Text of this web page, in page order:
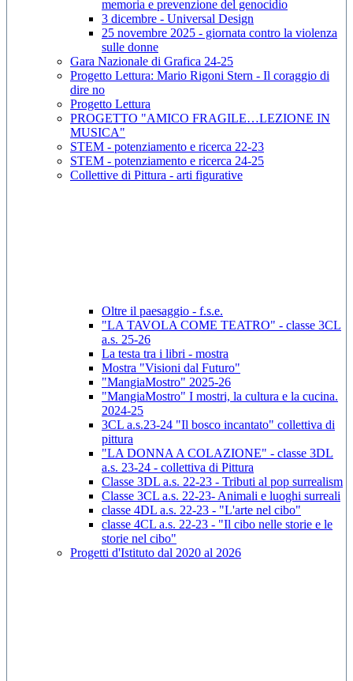
memoria e prevenzione del genocidio
3 dicembre - Universal Design
25 novembre 2025 - giornata contro la violenza
sulle donne
Gara Nazionale di Grafica 24-25
Progetto Lettura: Mario Rigoni Stern - Il coraggio di
dire no
Progetto Lettura
PROGETTO "AMICO FRAGILE…LEZIONE IN
MUSICA"
STEM - potenziamento e ricerca 22-23
STEM - potenziamento e ricerca 24-25
Collettive di Pittura - arti figurative
Oltre il paesaggio - f.s.e.
"LA TAVOLA COME TEATRO" - classe 3CL
a.s. 25-26
La testa tra i libri - mostra
Mostra "Visioni dal Futuro"
"MangiaMostro" 2025-26
"MangiaMostro" I mostri, la cultura e la cucina.
2024-25
3CL a.s.23-24 "Il bosco incantato" collettiva di
pittura
"LA DONNA A COLAZIONE" - classe 3DL
a.s. 23-24 - collettiva di Pittura
Classe 3DL a.s. 22-23 - Tributi al pop surrealism
Classe 3CL a.s. 22-23- Animali e luoghi surreali
classe 4DL a.s. 22-23 - "L'arte nel cibo"
classe 4CL a.s. 22-23 - "Il cibo nelle storie e le
storie nel cibo"
Progetti d'Istituto dal 2020 al 2026